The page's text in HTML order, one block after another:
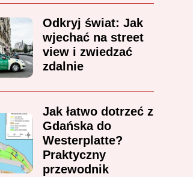
Odkryj świat: Jak
wjechać na street
view i zwiedzać
zdalnie
Jak łatwo dotrzeć z
Gdańska do
Westerplatte?
Praktyczny
przewodnik